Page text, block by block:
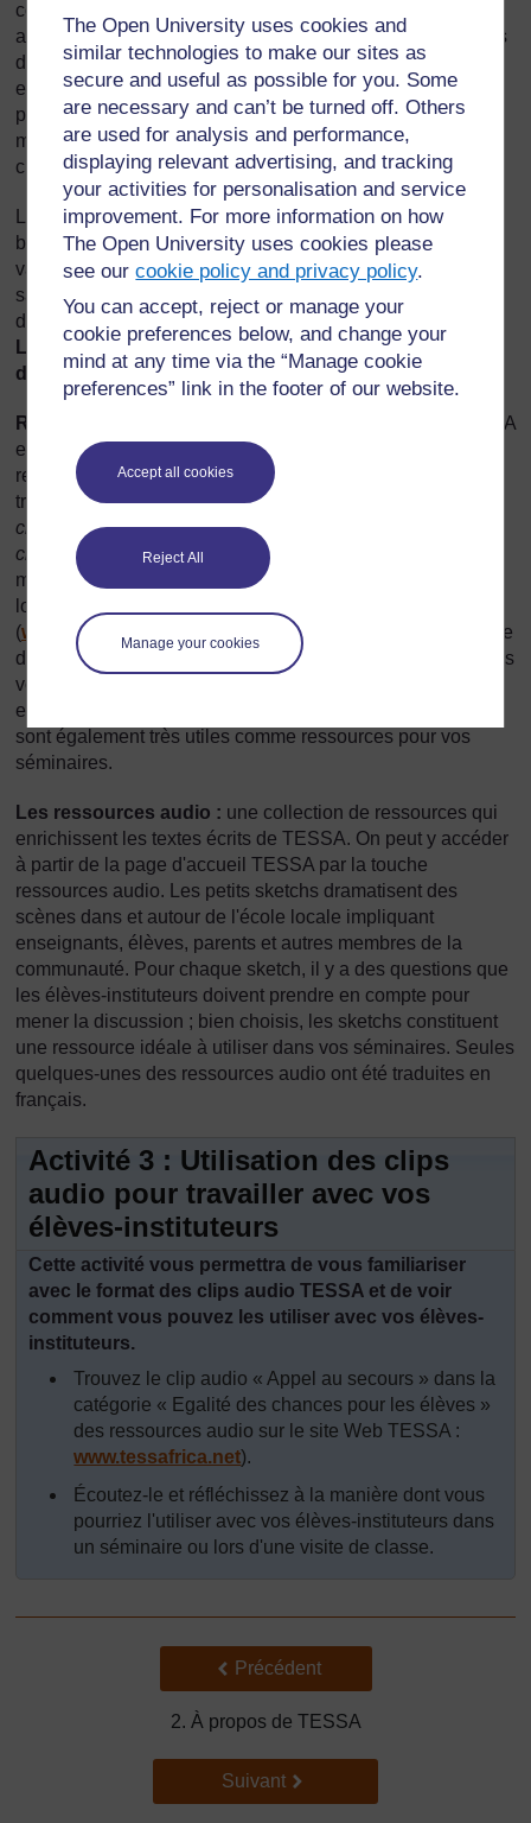
The Open University uses cookies and
similar technologies to make our sites as
secure and useful as possible for you. Some
are necessary and can’t be turned off. Others
are used for analysis and performance,
displaying relevant advertising, and tracking
your activities for personalisation and service
improvement. For more information on how
The Open University uses cookies please
see ourcookie policy and privacy policy.
You can accept, reject or manage your
cookie preferences below, and change your
mind at any time via the “Manage cookie
preferences” link in the footer of our website.
Accept all cookies
Reject All
Manage your cookies
comme un moyen d'apprentissage de l'enseignement. Les
activités de formation dans sa propre école sont différentes
des activités traditionnelles utilisées dans la formation des
enseignants en ce sens qu’elles relient la théorie à la
pratique ; les enseignants sont encouragés à réfléchir de
manière critique sur ce qui se passe dans leur salle de
classe.
Les matériels ont été adaptés pour mieux répondre aux
besoins locaux, la culture et l’environnement dans une
variété de contextes nationaux à travers l'Afrique sub-
saharienne et sont disponibles en quatre langues
différentes (anglais, arabe, français et kiswahili).
L'ensemble des matériels TESSA en français, est
disponible à partir de la page d'accueil de TESSA.
Ressources clés :
TESSA
est disponible pour soutenir toutes les sections. Ces
ressources clés fournissent un soutien sur les questions
transversales telles que, par exemple
classes à effectif lourdouTravailler en groupes dans la
classe
. Il y est fait référence dans tous les domaines des
modules. Les Ressources Clés peuvent être facilement
localisées sur la page d'accueil du site web TESSA
(www.tessafrica.net
). Elles constituent un très bon point de
départ pour fidéliser vos futurs enseignants à TESSA. Nous
vous suggérons d'imprimer les ressources clés et de les
emmener avec vous lors de vos visites de classe. Elles
sont également très utiles comme ressources pour vos
séminaires.
Les ressources audio : une collection de ressources qui
enrichissent les textes écrits de TESSA. On peut y accéder
à partir de la page d'accueil TESSA par la touche
ressources audio. Les petits sketchs dramatisent des
scènes dans et autour de l'école locale impliquant
enseignants, élèves, parents et autres membres de la
communauté. Pour chaque sketch, il y a des questions que
les élèves-instituteurs doivent prendre en compte pour
mener la discussion ; bien choisis, les sketchs constituent
une ressource idéale à utiliser dans vos séminaires. Seules
quelques-unes des ressources audio ont été traduites en
français.
Activité 3 : Utilisation des clips
audio pour travailler avec vos
élèves-instituteurs
Cette activité vous permettra de vous familiariser
avec le format des clips audio TESSA et de voir
comment vous pouvez les utiliser avec vos élèves-
instituteurs.
Trouvez le clip audio « Appel au secours » dans la
catégorie « Egalité des chances pour les élèves »
des ressources audio sur le site Web TESSA :
www.tessafrica.net).
Écoutez-le et réfléchissez à la manière dont vous
pourriez l'utiliser avec vos élèves-instituteurs dans
un séminaire ou lors d'une visite de classe.
Précédent
Précédent
2. À propos de TESSA
Suivant
Suivant